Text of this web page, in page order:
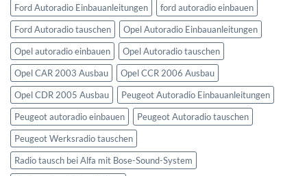
Ford Autoradio Einbauanleitungen
ford autoradio einbauen
Ford Autoradio tauschen
Opel Autoradio Einbauanleitungen
Opel autoradio einbauen
Opel Autoradio tauschen
Opel CAR 2003 Ausbau
Opel CCR 2006 Ausbau
Opel CDR 2005 Ausbau
Peugeot Autoradio Einbauanleitungen
Peugeot autoradio einbauen
Peugeot Autoradio tauschen
Peugeot Werksradio tauschen
Radio tausch bei Alfa mit Bose-Sound-System